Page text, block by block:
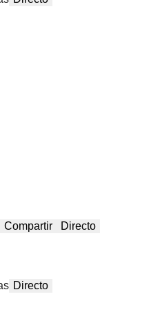
Compartir Directo
Directo